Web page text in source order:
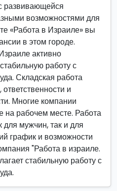
развивающейся
возможностями для
«Работа в Израиле» вы
в этом городе.
активно
работу с
Складская работа
и
Многие компании
на рабочем месте. Работа
для мужчин, так и для
график и возможности
"Работа в израиле.
стабильную работу с